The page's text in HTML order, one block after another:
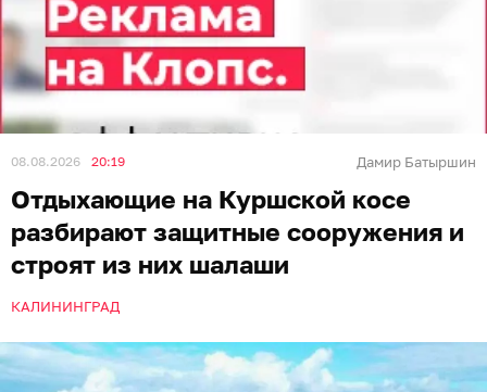
08.08.2026 20:19 Дамир Батыршин
Отдыхающие на Куршской косе
разбирают защитные сооружения и
строят из них шалаши
КАЛИНИНГРАД